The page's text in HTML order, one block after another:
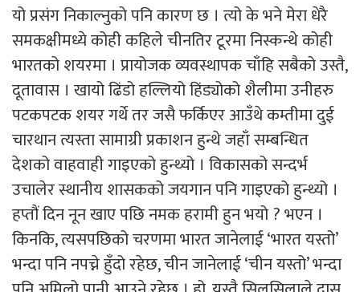
यो प्रसंग निकाल्नुको पनि कारण छ । त्यो के भने मेरा धेरै
समकक्षीमध्ये कोही कहिले चीनतिर टूरमा निस्कन्थे कोही
भारतको शयरमा । प्रायोजक व्यवस्थापक चाँहि सबैको उस्तै,
दूतावास । खायो ढिंडो हल्लियो हिंड्योको शैलीमा उनीहरु
पटकपटक शयर गर्थे तर जसै फर्किएर आउँथे कम्तीमा दुई
चारथान त्यस्ता सामाग्री प्रकाशन हुन्थे जहाँ सम्बन्धित
देशको वाहवाही गाइएको हुन्थ्यो । विकासको सन्दर्भ
उचालेर स्थानीय शासकको जयगान पनि गाइएको हुन्थ्यो ।
हप्तौं दिन नून खाए पछि नमक हरामी हुन भयो ? भएन ।
किनकि, त्यसपछिको चरणमा भारत जानेलाई ‘भारत यस्तो’
भन्दा पनि नपच्ने हुँदो रहेछ, चीन जानेलाई ‘चीन यस्तो’ भन्दा